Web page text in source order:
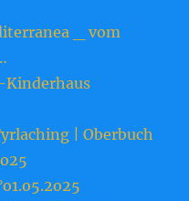
_ vom
Kinderhaus
| Oberbuch